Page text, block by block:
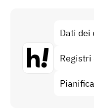
Dashboard di
Previsioni e
19 marzo 2026
Smetti di
con AG5 Workflows
Dati dei
Registri